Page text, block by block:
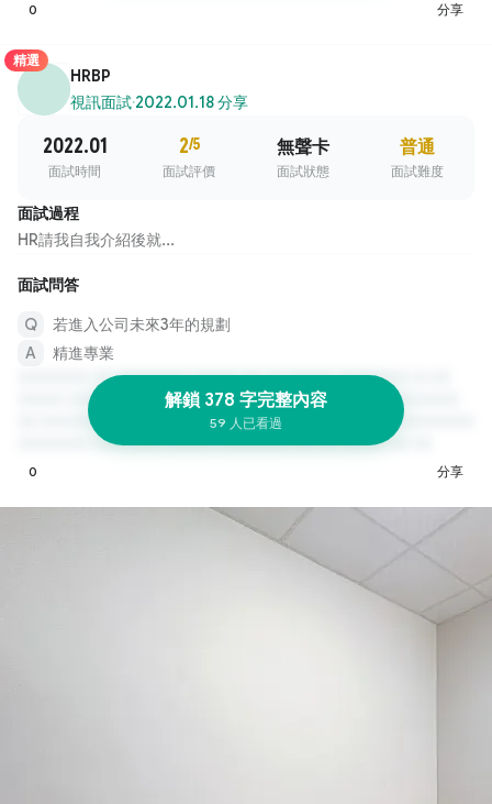
0 分享
精選
HRBP
視訊面試·2022.01.18 分享
2022.01
面試時間
2/5
面試評價
無聲卡
面試狀態
普通
面試難度
面試過程
HR請我自我介紹後就...
面試問答
若進入公司未來3年的規劃
精進專業
解鎖 378 字完整內容
59 人已看過
0 分享